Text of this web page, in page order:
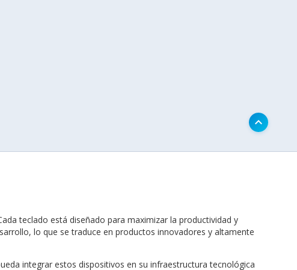
keyboard_arrow_up
teclado está diseñado para maximizar la productividad y
lo que se traduce en productos innovadores y altamente
integrar estos dispositivos en su infraestructura tecnológica